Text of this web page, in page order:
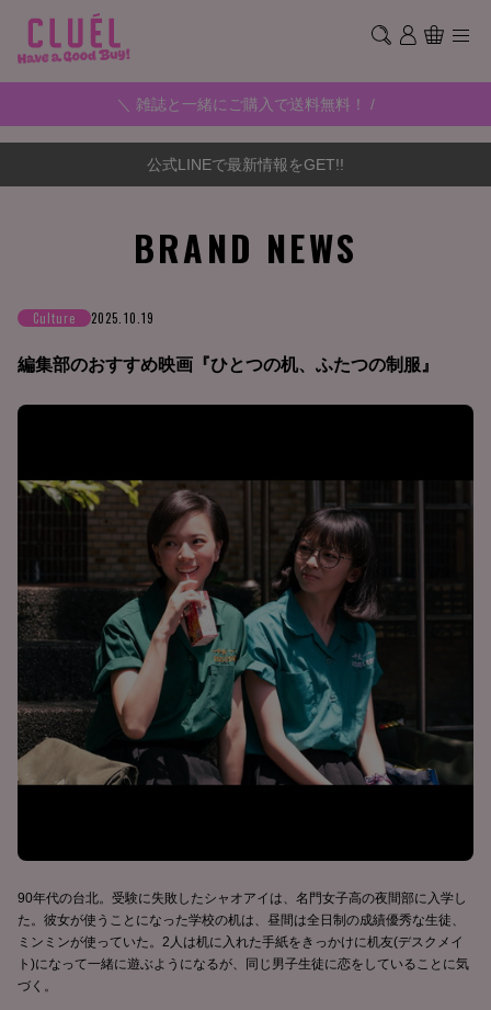
＼ 雑誌と一緒にご購入で送料無料！ /
公式LINEで最新情報をGET!!
BRAND NEWS
Culture 2025.10.19
編集部のおすすめ映画『ひとつの机、ふたつの制服』
90年代の台北。受験に失敗したシャオアイは、名門女子高の夜間部に入学し
た。彼女が使うことになった学校の机は、昼間は全日制の成績優秀な生徒、
ミンミンが使っていた。2人は机に入れた手紙をきっかけに机友(デスクメイ
ト)になって一緒に遊ぶようになるが、同じ男子生徒に恋をしていることに気
づく。